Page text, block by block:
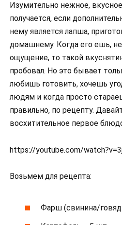
Изумительно нежное,
получается, если
нему является лапша,
домашнему. Когда его ешь,
ощущение, то такой
пробовал. Но это бывает
любишь готовить, хочешь
людям и когда просто
правильно, по рецепту.
восхитительное первое
https://youtube.com/
Возьмем для рецепта:
Фарш (свинина/